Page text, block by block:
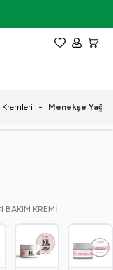
Favorilerim
Hesabım
Kremleri - Menekşe Yağlı
BAKIM KREMI